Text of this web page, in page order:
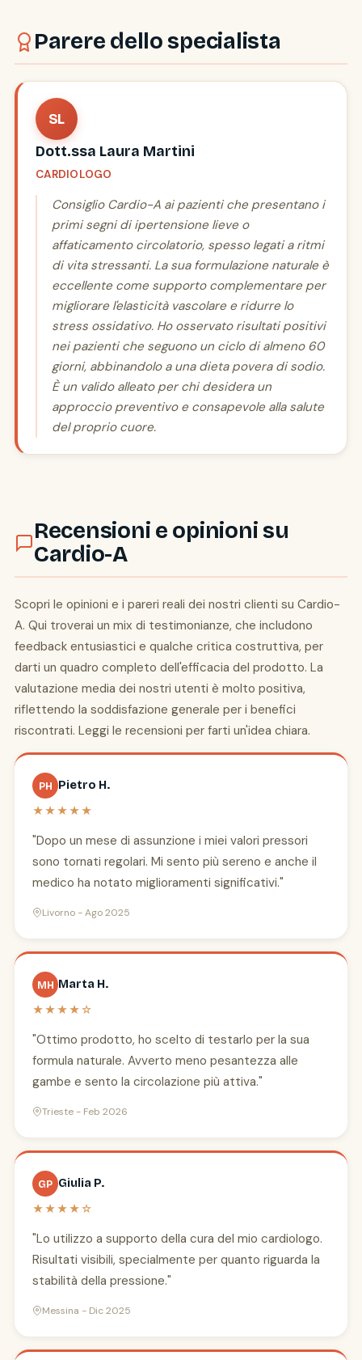
Parere dello specialista
SL
Dott.ssa Laura Martini
CARDIOLOGO
Consiglio Cardio-A ai pazienti che presentano i
primi segni di ipertensione lieve o
affaticamento circolatorio, spesso legati a ritmi
di vita stressanti. La sua formulazione naturale è
eccellente come supporto complementare per
migliorare l'elasticità vascolare e ridurre lo
stress ossidativo. Ho osservato risultati positivi
nei pazienti che seguono un ciclo di almeno 60
giorni, abbinandolo a una dieta povera di sodio.
È un valido alleato per chi desidera un
approccio preventivo e consapevole alla salute
del proprio cuore.
Recensioni e opinioni su
Cardio-A
Scopri le opinioni e i pareri reali dei nostri clienti su Cardio-
A. Qui troverai un mix di testimonianze, che includono
feedback entusiastici e qualche critica costruttiva, per
darti un quadro completo dell'efficacia del prodotto. La
valutazione media dei nostri utenti è molto positiva,
riflettendo la soddisfazione generale per i benefici
riscontrati. Leggi le recensioni per farti un'idea chiara.
PH Pietro H.
★★★★★
"Dopo un mese di assunzione i miei valori pressori
sono tornati regolari. Mi sento più sereno e anche il
medico ha notato miglioramenti significativi."
Livorno - Ago 2025
MH Marta H.
★★★★☆
"Ottimo prodotto, ho scelto di testarlo per la sua
formula naturale. Avverto meno pesantezza alle
gambe e sento la circolazione più attiva."
Trieste - Feb 2026
GP Giulia P.
★★★★☆
"Lo utilizzo a supporto della cura del mio cardiologo.
Risultati visibili, specialmente per quanto riguarda la
stabilità della pressione."
Messina - Dic 2025